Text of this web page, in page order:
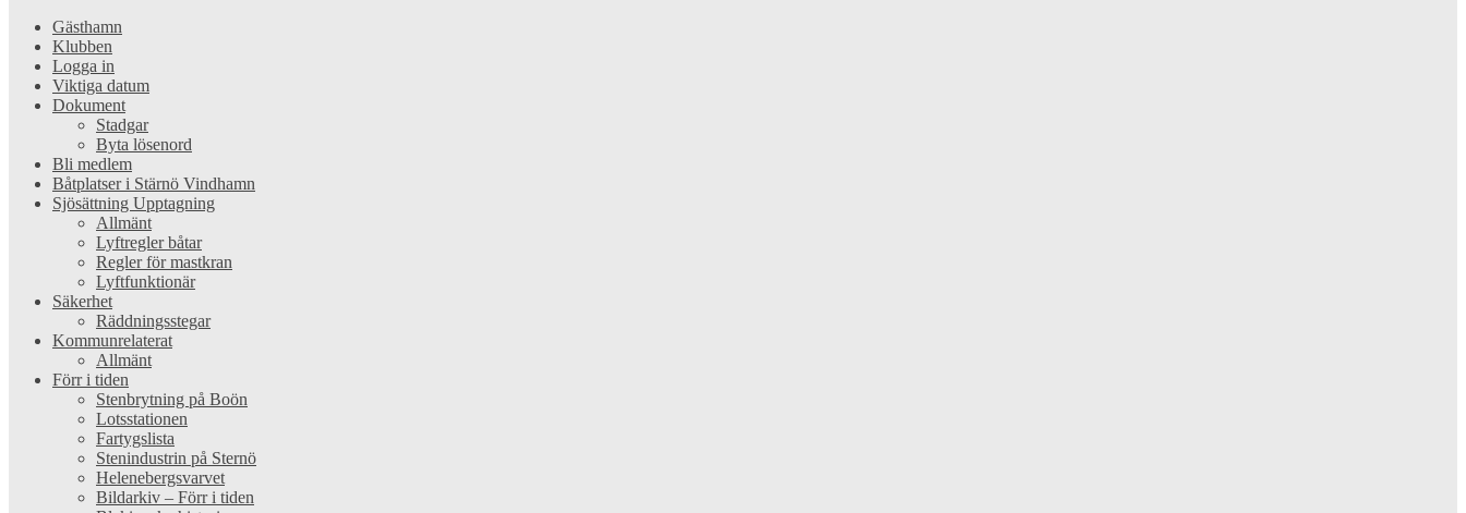
Gästhamn
Klubben
Logga in
Viktiga datum
Dokument
Stadgar
Byta lösenord
Bli medlem
Båtplatser i Stärnö Vindhamn
Sjösättning Upptagning
Allmänt
Lyftregler båtar
Regler för mastkran
Lyftfunktionär
Säkerhet
Räddningsstegar
Kommunrelaterat
Allmänt
Förr i tiden
Stenbrytning på Boön
Lotsstationen
Fartygslista
Stenindustrin på Sternö
Helenebergsvarvet
Bildarkiv – Förr i tiden